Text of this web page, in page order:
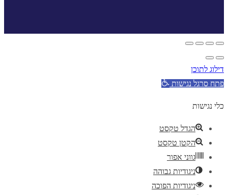
דילוג לתוכן
פתח סרגל נגישות
כלי נגישות
הגדל טקסט
הקטן טקסט
גווני אפור
ניגודיות גבוהה
ניגודיות הפוכה